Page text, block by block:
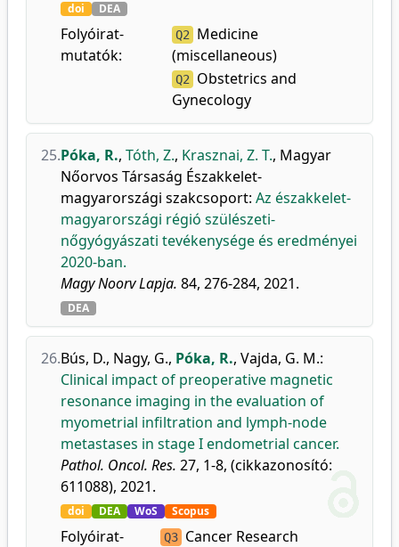
doi DEA
Folyóirat-
mutatók:
Q2
Medicine
(miscellaneous)
Q2
Obstetrics and
Gynecology
25.Póka, R., Tóth, Z., Krasznai, Z. T., Magyar
Nőorvos Társaság Északkelet-
magyarországi szakcsoport: Az északkelet-
magyarországi régió szülészeti-
nőgyógyászati tevékenysége és eredményei
2020-ban.
Magy Noorv Lapja. 84, 276-284, 2021.
DEA
26.Bús, D., Nagy, G., Póka, R., Vajda, G. M.:
Clinical impact of preoperative magnetic
resonance imaging in the evaluation of
myometrial infiltration and lymph-node
metastases in stage I endometrial cancer.
Pathol. Oncol. Res. 27, 1-8, (cikkazonosító:
611088), 2021.
doi DEA WoS Scopus
Folyóirat-
Q3 Cancer Research